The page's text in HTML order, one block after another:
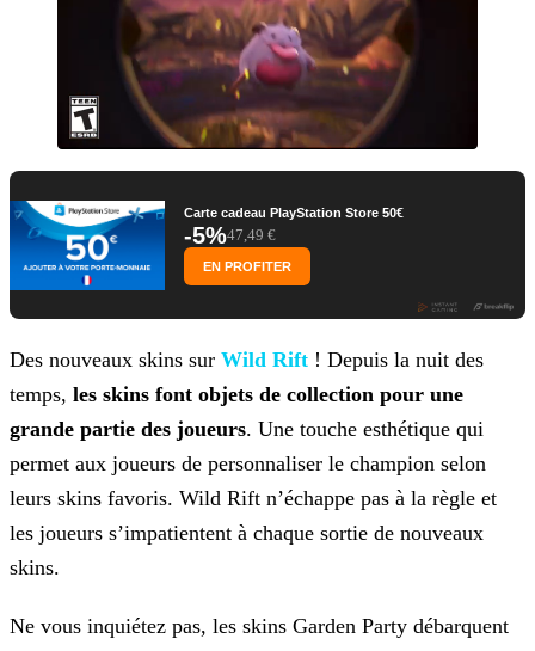
Carte cadeau PlayStation Store 50€
-5%47,49 €
EN PROFITER
Des nouveaux skins sur Wild Rift ! Depuis la nuit des
temps, les skins font objets de collection pour une
grande partie des joueurs. Une touche esthétique qui
permet aux joueurs de personnaliser le champion selon
leurs skins favoris. Wild Rift n’échappe pas à la règle et
les joueurs s’impatientent à chaque sortie de nouveaux
skins.
Ne vous inquiétez pas, les skins Garden Party débarquent